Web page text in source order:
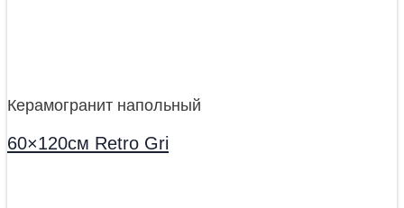
Керамогранит напольный
60×120см Retro Gri